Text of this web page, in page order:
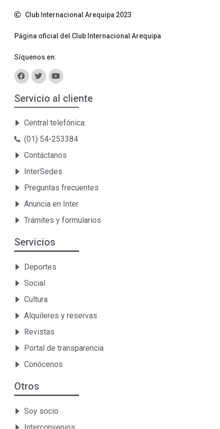
Club Internacional Arequipa 2023
Página oficial del Club Internacional Arequipa
Síquenos en:
Servicio al cliente
Central telefónica:
(01) 54-253384
Contáctanos
InterSedes
Preguntas frecuentes
Anuncia en Inter
Trámites y formularios
Servicios
Deportes
Social
Cultura
Alquileres y reservas
Revistas
Portal de transparencia
Conócenos
Otros
Soy socio
Interconvenios